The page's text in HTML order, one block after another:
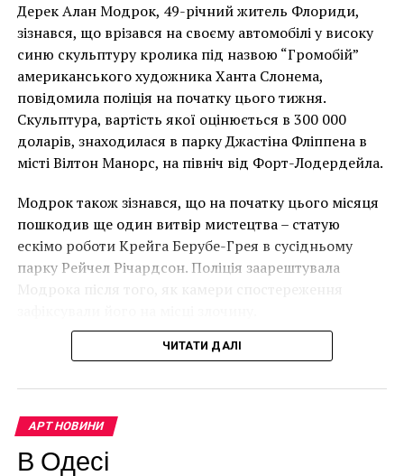
Марсель Дюшан “Обнаженная, спускающаяся по
Чоловік позує під макетом чайки, яка ось-ось
накинеться на упаковку чіпсів – сюжет графіті, що
має ознаки вуличного художника Бенксі, на стіні в
Лоустофті на східному узбережжі Англії 8 серпня 2021
року. (Фото Джастіна Талліса / AFP)
В інтерв’ю “Таймс” пан Куттс сказав:
“Спочатку це було
неймовірно, але з
розвитком подій це
стало надзвичайно
впевнений, що Бенксі
усвідомлює
непередбачувані
наслідки для власників
будинків. Якби ми
Дерек Алан Модрок, 49-річний житель Флориди,
зізнався, що врізався на своєму автомобілі у високу
синю скульптуру кролика під назвою “Громобій”
американського художника Ханта Слонема,
повідомила поліція на початку цього тижня.
Скульптура, вартість якої оцінюється в 300 000
доларів, знаходилася в парку Джастіна Фліппена в
місті Вілтон Манорс, на північ від Форт-Лодердейла.
Модрок також зізнався, що на початку цього місяця
пошкодив ще один витвір мистецтва – статую
ескімо роботи Крейга Берубе-Грея в сусідньому
парку Рейчел Річардсон. Поліція заарештувала
Модрока після того, як камери спостереження
ЧИТАТИ ДАЛІ
АРТ НОВИНИ
В Одесі